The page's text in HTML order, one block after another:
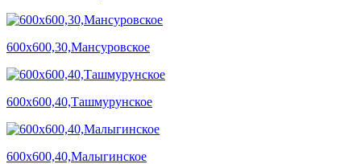
600х600,30,Мансуровское
600х600,40,Ташмурунское
600х600,40,Малыгинское